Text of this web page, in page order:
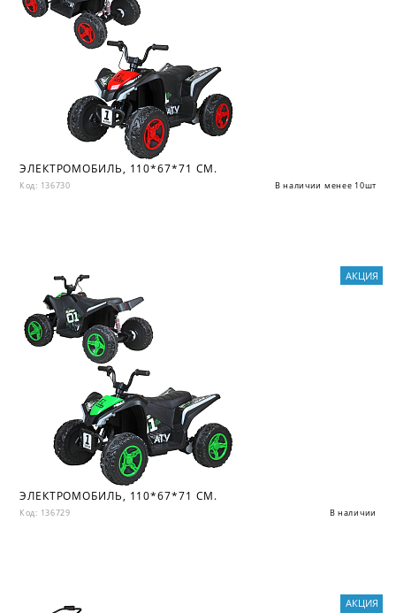
ЭЛЕКТРОМОБИЛЬ, 110*67*71 СМ.
Код: 136730 В наличии менее 10шт
ЭЛЕКТРОМОБИЛЬ, 110*67*71 СМ.
Код: 136729 В наличии
АКЦИЯ
АКЦИЯ